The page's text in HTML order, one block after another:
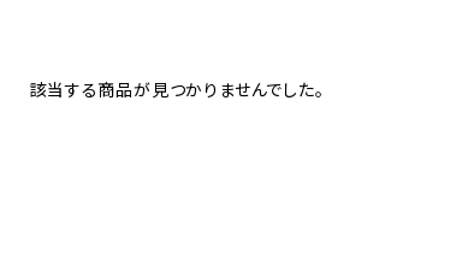
該当する商品が見つかりませんでした。